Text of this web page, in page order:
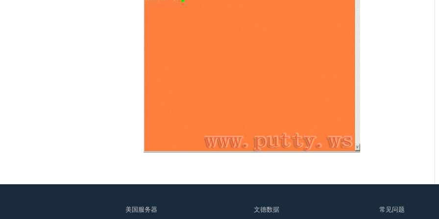
美国服务器 文德数据 常见问题